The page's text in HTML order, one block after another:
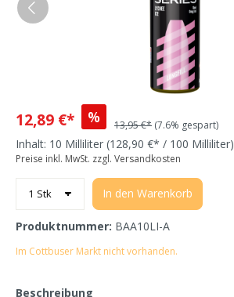
12,89 €* % 13,95 €* (7.6% gespart)
Inhalt: 10 Milliliter (128,90 €* / 100 Milliliter)
Preise inkl. MwSt. zzgl. Versandkosten
In den Warenkorb
Produktnummer: BAA10LI-A
Im Cottbuser Markt nicht vorhanden.
Beschreibung